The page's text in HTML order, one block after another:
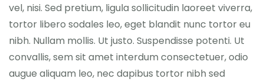
vel, nisi. Sed pretium, ligula sollicitudin laoreet viverra,
tortor libero sodales leo, eget blandit nunc tortor eu
nibh. Nullam mollis. Ut justo. Suspendisse potenti. Ut
convallis, sem sit amet interdum consectetuer, odio
augue aliquam leo, nec dapibus tortor nibh sed